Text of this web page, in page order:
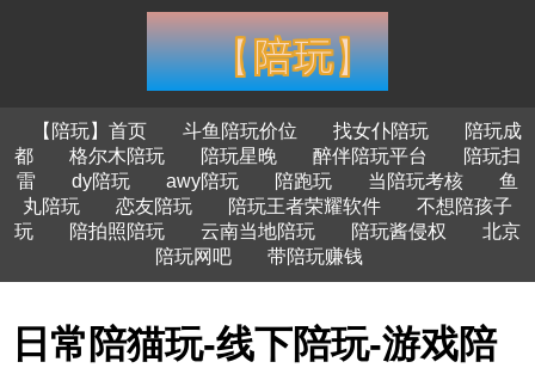
【陪玩】首页 斗鱼陪玩价位 找女仆陪玩
陪玩成
都
格尔木陪玩 陪玩星晚 醉伴陪玩平台
陪玩扫
雷
dy陪玩 awy陪玩 陪跑玩 当陪玩考核
鱼
丸陪玩
恋友陪玩 陪玩王者荣耀软件
不想陪孩子
玩
陪拍照陪玩 云南当地陪玩 陪玩酱侵权
北京
陪玩网吧
带陪玩赚钱
日常陪猫玩-线下陪玩-游戏陪